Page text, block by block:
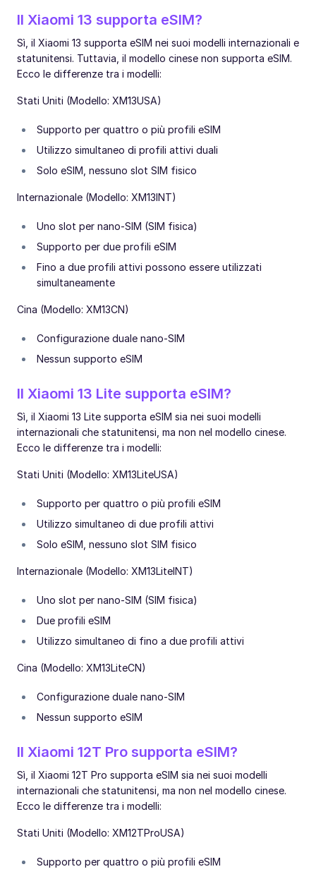
Il Xiaomi 13 supporta eSIM?
Sì, il Xiaomi 13 supporta eSIM nei suoi modelli internazionali e
statunitensi. Tuttavia, il modello cinese non supporta eSIM.
Ecco le differenze tra i modelli:
Stati Uniti (Modello: XM13USA)
Supporto per quattro o più profili eSIM
Utilizzo simultaneo di profili attivi duali
Solo eSIM, nessuno slot SIM fisico
Internazionale (Modello: XM13INT)
Uno slot per nano-SIM (SIM fisica)
Supporto per due profili eSIM
Fino a due profili attivi possono essere utilizzati
simultaneamente
Cina (Modello: XM13CN)
Configurazione duale nano-SIM
Nessun supporto eSIM
Il Xiaomi 13 Lite supporta eSIM?
Sì, il Xiaomi 13 Lite supporta eSIM sia nei suoi modelli
internazionali che statunitensi, ma non nel modello cinese.
Ecco le differenze tra i modelli:
Stati Uniti (Modello: XM13LiteUSA)
Supporto per quattro o più profili eSIM
Utilizzo simultaneo di due profili attivi
Solo eSIM, nessuno slot SIM fisico
Internazionale (Modello: XM13LiteINT)
Uno slot per nano-SIM (SIM fisica)
Due profili eSIM
Utilizzo simultaneo di fino a due profili attivi
Cina (Modello: XM13LiteCN)
Configurazione duale nano-SIM
Nessun supporto eSIM
Il Xiaomi 12T Pro supporta eSIM?
Sì, il Xiaomi 12T Pro supporta eSIM sia nei suoi modelli
internazionali che statunitensi, ma non nel modello cinese.
Ecco le differenze tra i modelli:
Stati Uniti (Modello: XM12TProUSA)
Supporto per quattro o più profili eSIM